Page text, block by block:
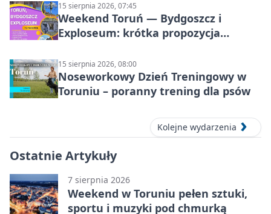
15 sierpnia 2026, 07:45
Weekend Toruń — Bydgoszcz i
Exploseum: krótka propozycja
15 sierpnia 2026, 08:00
Noseworkowy Dzień Treningowy w
Toruniu – poranny trening dla psów
Kolejne wydarzenia
Ostatnie Artykuły
7 sierpnia 2026
Weekend w Toruniu pełen sztuki,
sportu i muzyki pod chmurką